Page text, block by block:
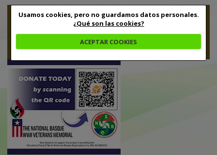
Usamos cookies, pero no guardamos datos personales.
¿Qué son las cookies?
ACEPTAR COOKIES